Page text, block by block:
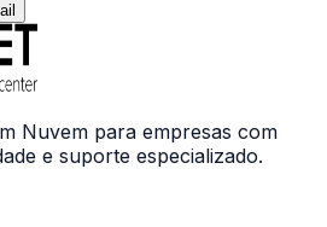
Nuvem para empresas com
e suporte especializado.